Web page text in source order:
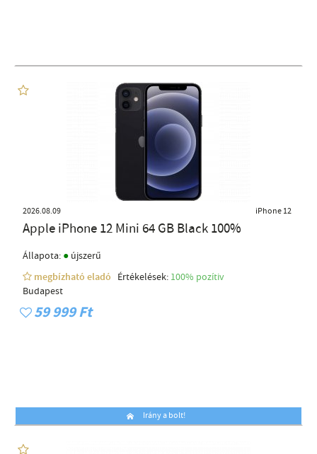
2026.08.09 iPhone 12
Apple iPhone 12 Mini 64 GB Black 100%
Állapota: ● újszerű
megbízható eladó
Értékelések: 100% pozítiv
Budapest
59 999 Ft
Irány a bolt!